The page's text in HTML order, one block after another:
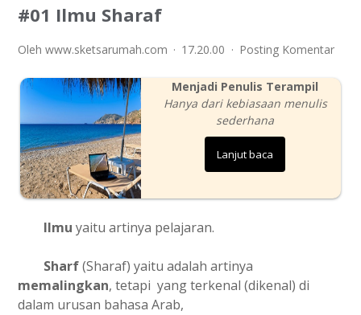
#01 Ilmu Sharaf
Oleh www.sketsarumah.com 17.20.00 Posting Komentar
Menjadi Penulis Terampil
Hanya dari kebiasaan menulis
sederhana
Lanjut baca
Ilmu yaitu artinya pelajaran.
Sharf(Sharaf) yaitu adalah artinya
memalingkan, tetapi yang terkenal (dikenal) di
dalam urusan bahasa Arab,